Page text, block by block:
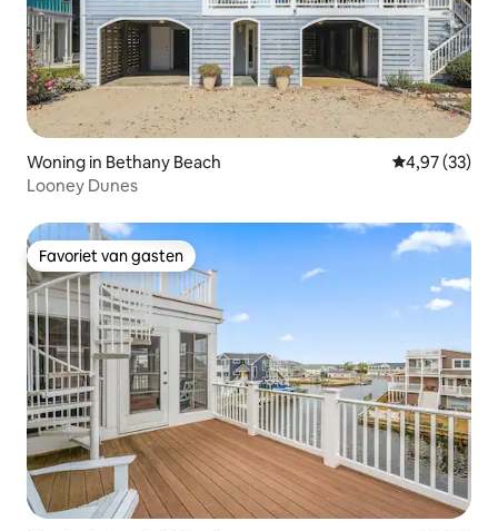
Woning in Bethany Beach Gemiddelde
4,97 (33)
Looney Dunes
Favoriet van gasten
Favoriet van gasten